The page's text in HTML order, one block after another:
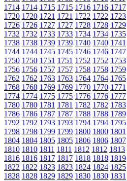
1714 1714 1715 1715 1716 1716 1717
1720 1720 1721 1721 1722 1722 1723
1726 1726 1727 1727 1728 1728 1729
1732 1732 1733 1733 1734 1734 1735
1738 1738 1739 1739 1740 1740 1741
1744 1744 1745 1745 1746 1746 1747
1750 1750 1751 1751 1752 1752 1753
1756 1756 1757 1757 1758 1758 1759
1762 1762 1763 1763 1764 1764 1765
1768 1768 1769 1769 1770 1770 1771
1774 1774 1775 1775 1776 1776 1777
1780 1780 1781 1781 1782 1782 1783
1786 1786 1787 1787 1788 1788 1789
1792 1792 1793 1793 1794 1794 1795
1798 1798 1799 1799 1800 1800 1801
1804 1804 1805 1805 1806 1806 1807
1810 1810 1811 1811 1812 1812 1813
1816 1816 1817 1817 1818 1818 1819
1822 1822 1823 1823 1824 1824 1825
1828 1828 1829 1829 1830 1830 1831